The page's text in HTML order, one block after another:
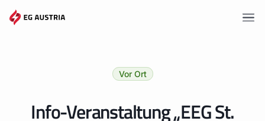
Gemeinschaften
Vor Ort
Info-Veranstaltung „EEG St.